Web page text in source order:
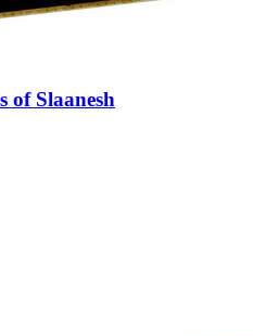
of Slaanesh